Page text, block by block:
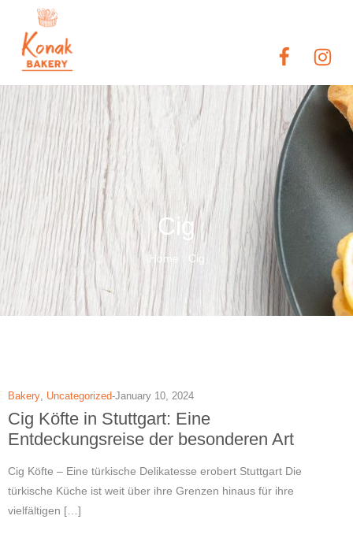
Cig
Home Cig
Bakery, Uncategorized January 10, 2024
Cig Köfte in Stuttgart: Eine
Entdeckungsreise der besonderen Art
Cig Köfte – Eine türkische Delikatesse erobert Stuttgart Die
türkische Küche ist weit über ihre Grenzen hinaus für ihre
vielfältigen […]